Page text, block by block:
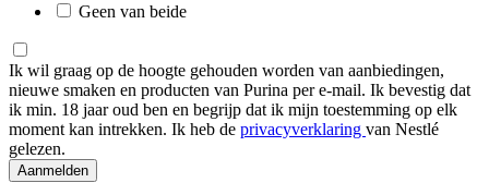
Geen van beide
Ik wil graag op de hoogte gehouden worden van aanbiedingen,
nieuwe smaken en producten van Purina per e-mail. Ik bevestig dat
ik min. 18 jaar oud ben en begrijp dat ik mijn toestemming op elk
moment kan intrekken. Ik heb de privacyverklaring van Nestlé
gelezen.
Aanmelden